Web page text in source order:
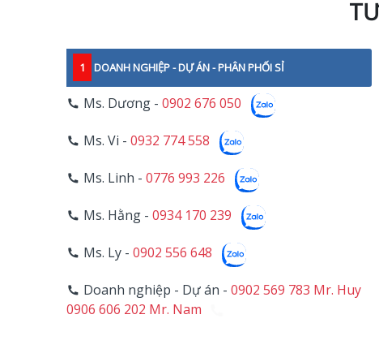
1 DOANH NGHIỆP - DỰ ÁN - PHÂN PHỐI SỈ
Ms. Dương - 0902 676 050
Ms. Vi - 0932 774 558
Ms. Linh - 0776 993 226
Ms. Hằng - 0934 170 239
Ms. Ly - 0902 556 648
Doanh nghiệp - Dự án - 0902 569 783 Mr. Huy
0906 606 202 Mr. Nam